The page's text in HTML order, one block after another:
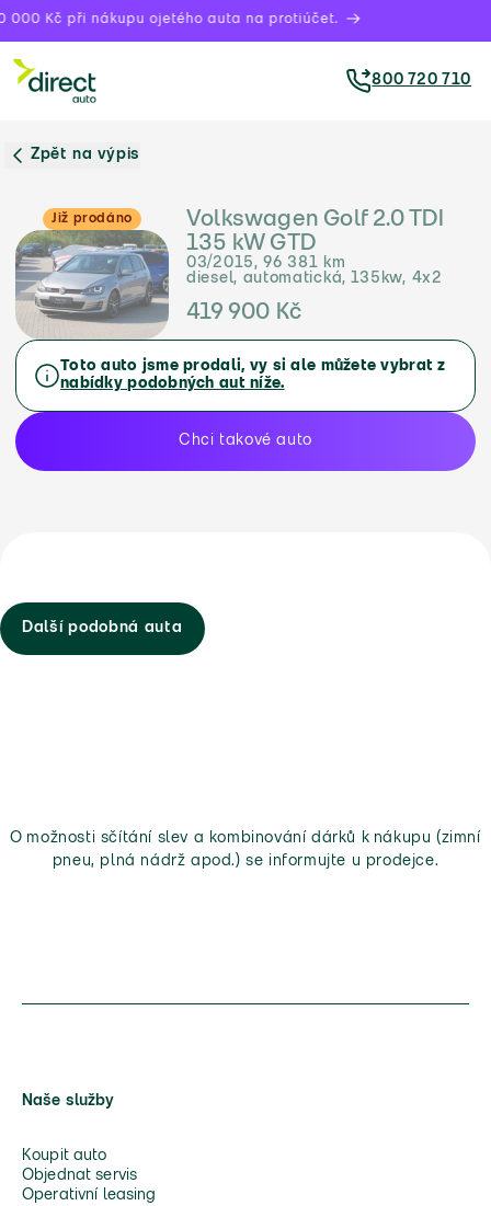
000 Kč při nákupu ojetého auta na protiúčet.
800 720 710
Zpět na výpis
Již prodáno
Volkswagen Golf 2.0 TDI
135 kW GTD
03/2015, 96 381 km
diesel, automatická, 135kw, 4x2
419 900 Kč
Toto auto jsme prodali, vy si ale můžete vybrat z
nabídky podobných aut níže.
Chci takové auto
Další podobná auta
O možnosti sčítání slev a kombinování dárků k nákupu (zimní
pneu, plná nádrž apod.) se informujte u prodejce.
Naše služby
Koupit auto
Objednat servis
Operativní leasing